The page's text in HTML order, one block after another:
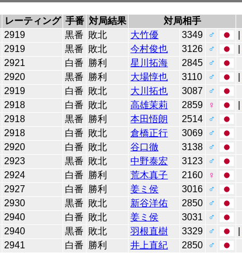
レーティング 手番 対局結果 対局相手
2919 黒番 敗北 大竹優 3349 ♂
2919 黒番 敗北 今村俊也 3126 ♂
2921 白番 勝利 星川拓海 2845
♂
2920 黒番 勝利 大場惇也 3110 ♂
2919 白番 敗北 大川拓也 3087
♂
2918 白番 敗北 高雄茉莉 2859 ♀
2918 黒番 勝利 本田悟朗 2514
♂
2918 白番 敗北 倉橋正行 3069
♂
2920 白番 敗北 谷口徹 3138
♂
2923 黒番 敗北 中野泰宏 3123
♂
2924 白番 勝利 荒木真子 2160
♀
2927 白番 勝利 姜ミ侯 3016
♂
2930 黒番 敗北 新谷洋佑 2850
♂
2940 白番 敗北 姜ミ侯 3031
♂
2940 黒番 敗北 羽根直樹 3329 ♂
2941 白番 勝利 井上直紀 2850
♂